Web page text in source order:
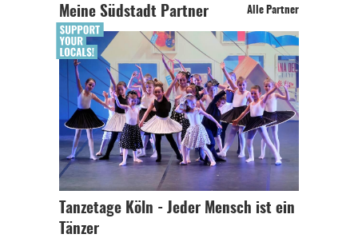
Meine Südstadt Partner Alle Partner
Tanzetage Köln - Jeder Mensch ist ein
Tänzer